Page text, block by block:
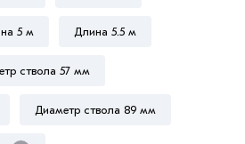
5 м Длина 5.5 м
ствола 57 мм
Диаметр ствола 89 мм